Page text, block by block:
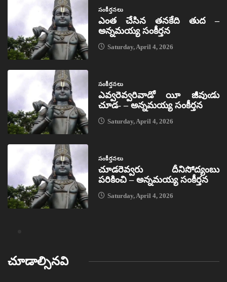
సంకీర్తనలు
ఎంత చేసిన తనకేది తుద –
అన్నమయ్య సంకీర్తన
Saturday, April 4, 2026
సంకీర్తనలు
ఎవ్వరెవ్వరివాడో యీ జీవుఁడు
చూడ- – అన్నమయ్య సంకీర్తన
Saturday, April 4, 2026
సంకీర్తనలు
చూడరెవ్వరు దీనిసోద్యంబు
పరికించి – అన్నమయ్య సంకీర్తన
Saturday, April 4, 2026
చూడాల్సినవి